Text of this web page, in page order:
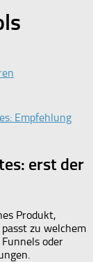
Empfehlung
erst der
Produkt,
zu welchem
oder